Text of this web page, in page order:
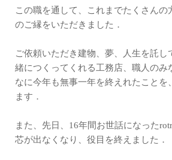
この職を通して、これまでたくさんの
のご縁をいただきました．
ご依頼いただき建物、夢、人生を託し
緒につくってくれる工務店、職人のみ
なに今年も無事一年を終えれたことを
ます．
また、先日、16年間お世話になった
芯が出なくなり、役目を終えました．